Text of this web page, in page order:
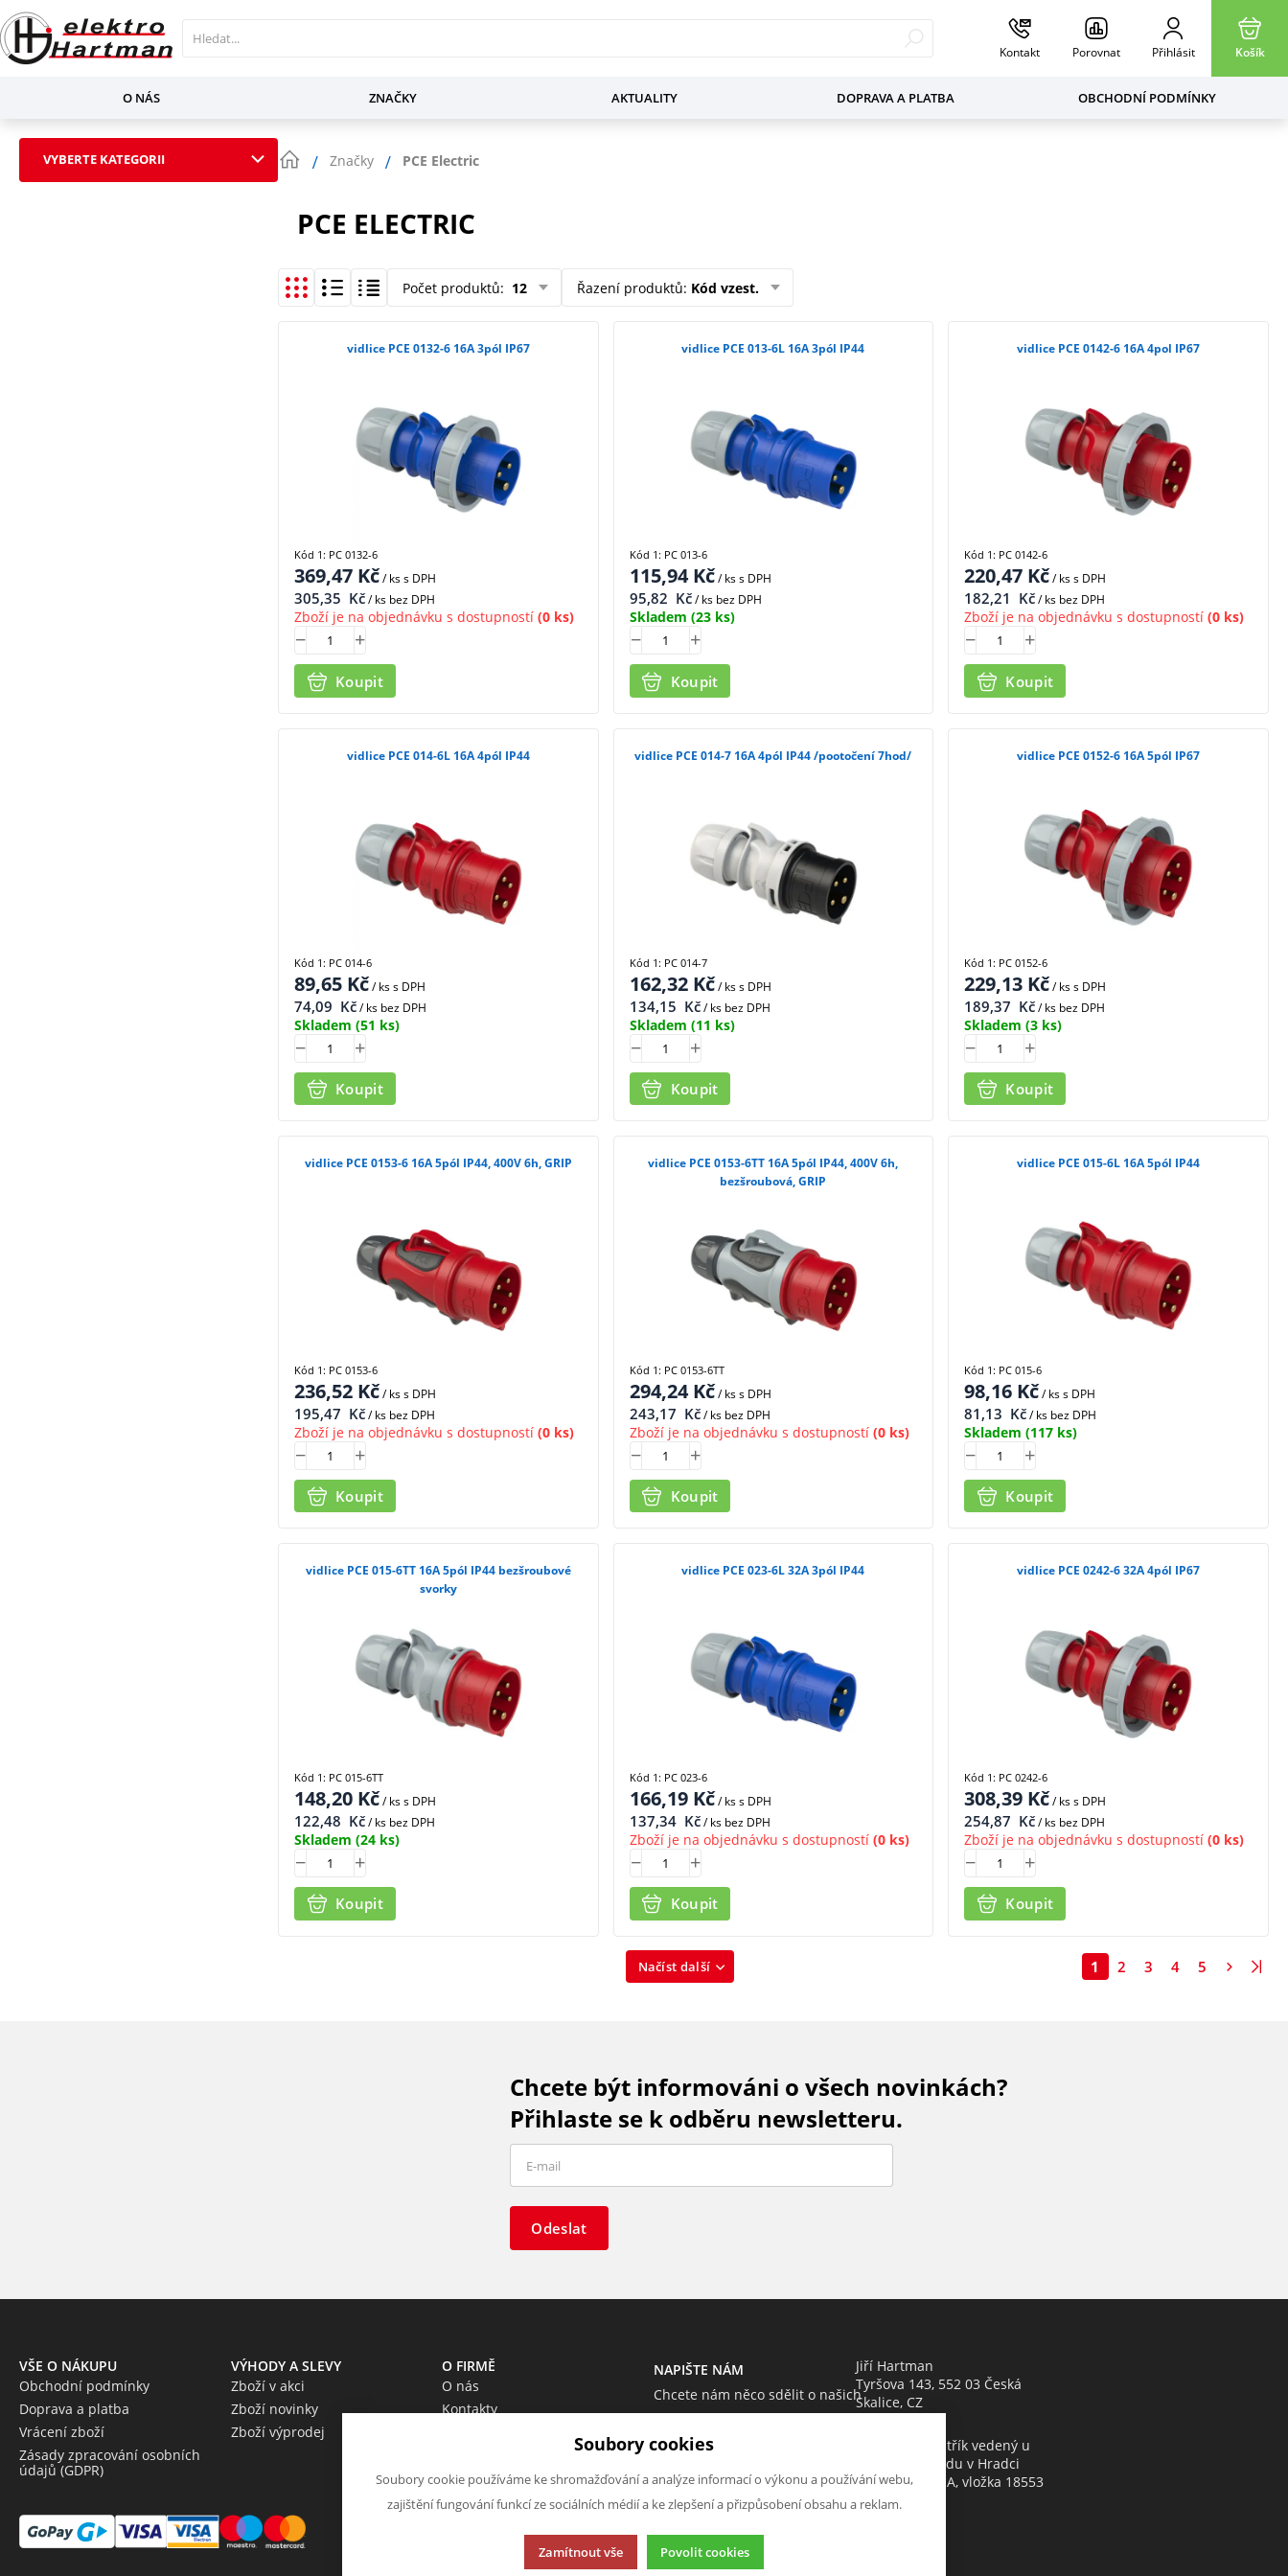
Kontakt Porovnat Přihlásit Košík
O NÁS ZNAČKY AKTUALITY DOPRAVA A PLATBA OBCHODNÍ PODMÍNKY
VYBERTE KATEGORII Značky PCE Electric
PCE ELECTRIC
Počet produktů: 12 Řazení produktů: Kód vzest.
vidlice PCE 0132-6 16A 3pól IP67
369,47 Kč/ kss DPH
305,35 Kč/ ks bez DPH
Zboží je na objednávku s dostupností (0 ks)
Koupit
Kód 1: PC 0132-6
vidlice PCE 013-6L 16A 3pól IP44
115,94Kč/ kss DPH
95,82 Kč/ ks bez DPH
Skladem (23 ks)
Koupit
Kód 1: PC 013-6
vidlice PCE 0142-6 16A 4pol IP67
220,47 Kč/ kss DPH
182,21 Kč/ ks bez DPH
Zboží je na objednávku s dostupností (0 ks)
Koupit
Kód 1: PC 0142-6
vidlice PCE 014-6L 16A 4pól IP44
89,65 Kč/ kss DPH
74,09 Kč/ ks bez DPH
Skladem (51 ks)
Koupit
Kód 1: PC 014-6
vidlice PCE 014-7 16A 4pól IP44 /pootočení 7hod/
162,32Kč/ kss DPH
134,15 Kč/ ks bez DPH
Skladem (11 ks)
Koupit
Kód 1: PC 014-7
vidlice PCE 0152-6 16A 5pól IP67
229,13 Kč/ kss DPH
189,37 Kč/ ks bez DPH
Skladem (3 ks)
Koupit
Kód 1: PC 0152-6
vidlice PCE 0153-6 16A 5pól IP44, 400V 6h, GRIP
236,52 Kč/ kss DPH
195,47 Kč/ ks bez DPH
Zboží je na objednávku s dostupností (0 ks)
Koupit
Kód 1: PC 0153-6
vidlice PCE 0153-6TT 16A 5pól IP44, 400V 6h,
bezšroubová, GRIP
294,24Kč/ kss DPH
243,17 Kč/ ks bez DPH
Zboží je na objednávku s dostupností(0 ks)
Koupit
Kód 1: PC 0153-6TT
vidlice PCE 015-6L 16A 5pól IP44
98,16 Kč/ kss DPH
81,13 Kč/ ks bez DPH
Skladem (117 ks)
Koupit
Kód 1: PC 015-6
vidlice PCE 015-6TT 16A 5pól IP44 bezšroubové
svorky
148,20 Kč/ kss DPH
122,48 Kč/ ks bez DPH
Skladem (24 ks)
Koupit
Kód 1: PC 015-6TT
vidlice PCE 023-6L 32A 3pól IP44
166,19Kč/ kss DPH
137,34 Kč/ ks bez DPH
Zboží je na objednávku s dostupností(0 ks)
Koupit
Kód 1: PC 023-6
vidlice PCE 0242-6 32A 4pól IP67
308,39 Kč/ kss DPH
254,87 Kč/ ks bez DPH
Zboží je na objednávku s dostupností (0 ks)
Koupit
Kód 1: PC 0242-6
Načíst další 1 2 3 4 5
Chcete být informováni o všech novinkách?
Přihlaste se k odběru newsletteru.
Odeslat
VŠE O NÁKUPU
Obchodní podmínky
Doprava a platba
Vrácení zboží
Zásady zpracování osobních
údajů (GDPR)
VÝHODY A SLEVY
Zboží v akci
Zboží novinky
Zboží výprodej
O FIRMĚ
O nás
Kontakty
NAPIŠTE NÁM
Chcete nám něco sdělit o našich
Neváhejte napsat.
Chci napsat zprávu
Jiří Hartman
Tyršova 143, 552 03 Česká
Skalice, CZ
Obchodní rejstřík vedený u
Krajského soudu v Hradci
Králové, oddíl A, vložka 18553
Soubory cookies
Soubory cookie používáme ke shromažďování a analýze informací o výkonu a používání webu,
zajištění fungování funkcí ze sociálních médií a ke zlepšení a přizpůsobení obsahu a reklam.
Zamítnout vše Povolit cookies